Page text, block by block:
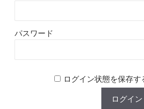
パスワード
ログイン状態を保存す